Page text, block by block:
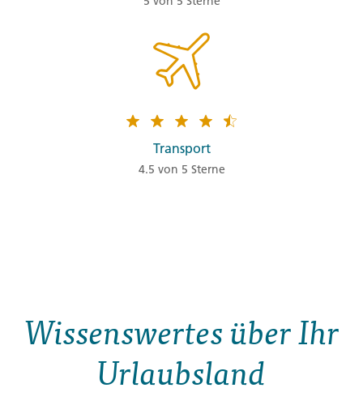
Transport
4.5 von 5 Sterne
Wissenswertes über Ihr
Urlaubsland